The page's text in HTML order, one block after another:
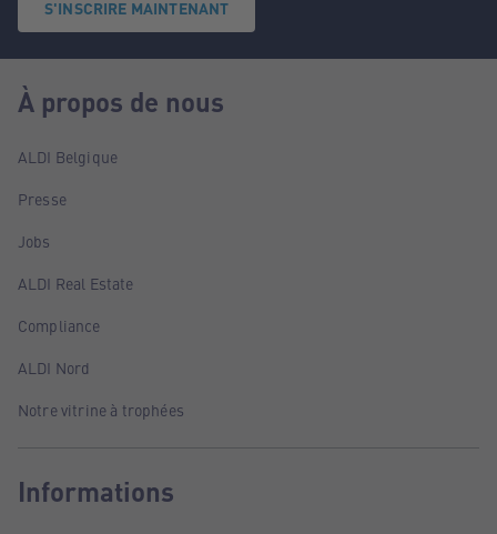
S'INSCRIRE MAINTENANT
À propos de nous
ALDI Belgique
Presse
Jobs
ALDI Real Estate
Compliance
ALDI Nord
Notre vitrine à trophées
Informations